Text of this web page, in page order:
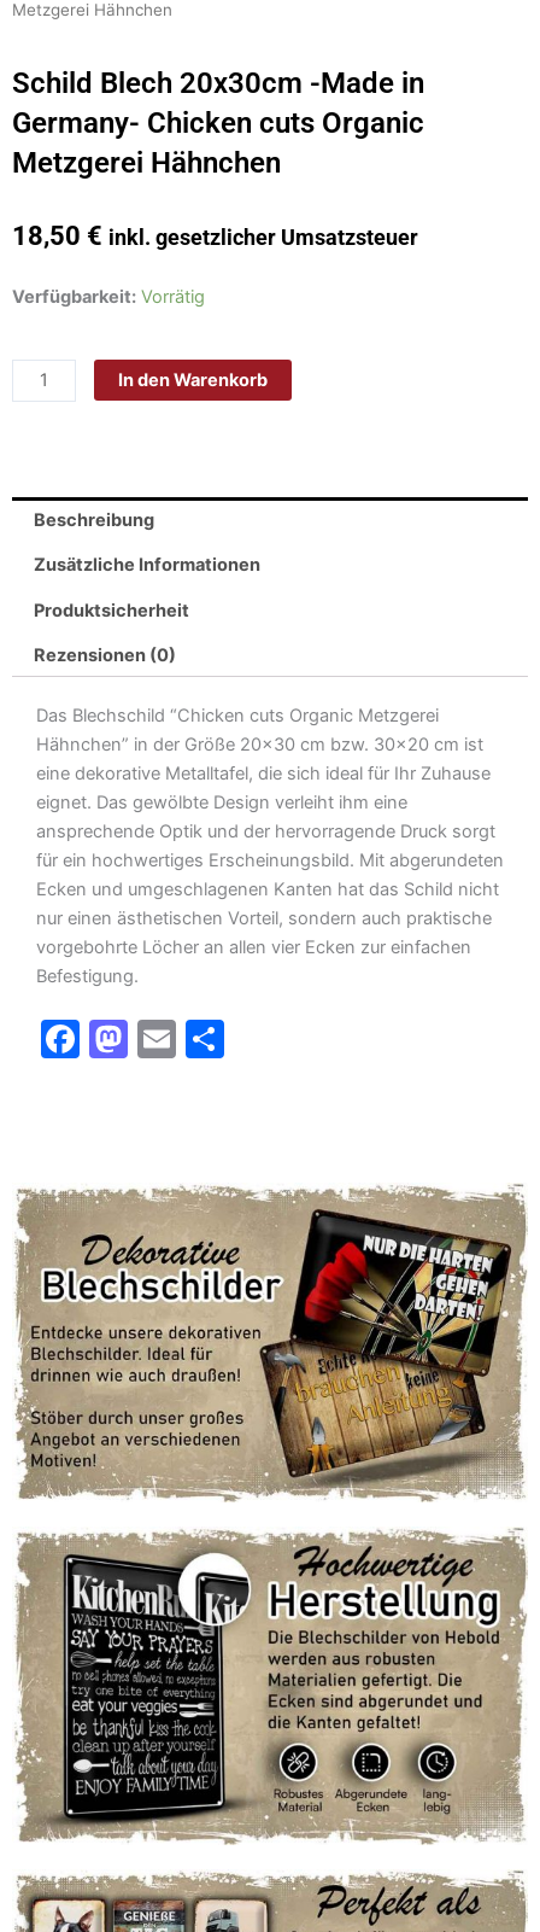
Metzgerei Hähnchen
Schild Blech 20x30cm -Made in
Germany- Chicken cuts Organic
Metzgerei Hähnchen
18,50 € inkl. gesetzlicher Umsatzsteuer
Verfügbarkeit: Vorrätig
Schild
Chicken
cuts
Organic
Hähnchen
In den Warenkorb
Beschreibung
Zusätzliche Informationen
Produktsicherheit
Rezensionen (0)
Das Blechschild “Chicken cuts Organic Metzgerei
Hähnchen” in der Größe 20×30 cm bzw. 30×20 cm ist
eine dekorative Metalltafel, die sich ideal für Ihr Zuhause
eignet. Das gewölbte Design verleiht ihm eine
ansprechende Optik und der hervorragende Druck sorgt
für ein hochwertiges Erscheinungsbild. Mit abgerundeten
Ecken und umgeschlagenen Kanten hat das Schild nicht
nur einen ästhetischen Vorteil, sondern auch praktische
vorgebohrte Löcher an allen vier Ecken zur einfachen
Befestigung.
F
b
o
o
k
M
d
o
n
E